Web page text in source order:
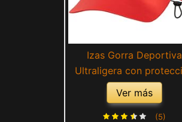
Izas Gorra Deportiva
Ultraligera con
Solar RICLA (Red)
Ver más
(5)